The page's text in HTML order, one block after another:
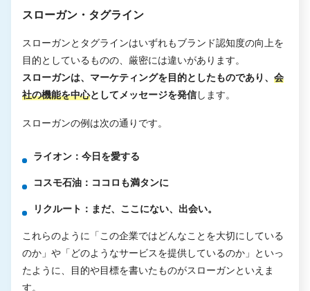
スローガン・タグライン
スローガンとタグラインはいずれもブランド認知度の向上を
目的としているものの、厳密には違いがあります。
スローガンは、マーケティングを目的としたものであり、 会
社の機能を中心としてメッセージを発信します。
スローガンの例は次の通りです。
ライオン：今日を愛する
コスモ石油：ココロも満タンに
リクルート：まだ、ここにない、出会い。
これらのように「この企業ではどんなことを大切にしている
のか」や「どのようなサービスを提供しているのか」といっ
たように、目的や目標を書いたものがスローガンといえま
す。